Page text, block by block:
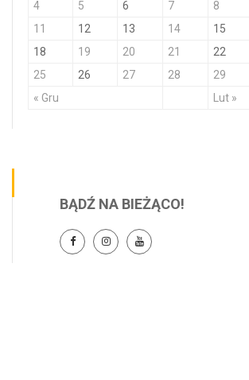
« Gru Lut »
4
5 6 7 8
11
12 13 14 15
18
19 20 21 22
25
26 27 28 29
BĄDŹ NA BIEŻĄCO!